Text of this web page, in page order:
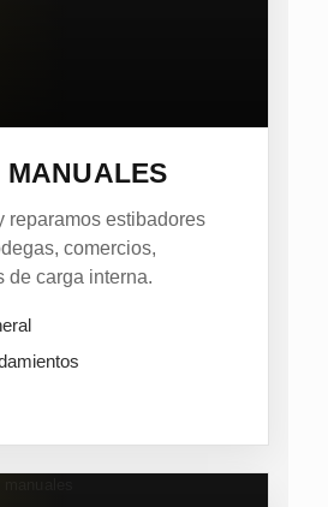
MANUALES
reparamos estibadores
comercios,
de carga interna.